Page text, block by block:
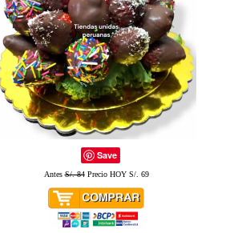
Save
AntesS/. 84Precio HOY S/. 69